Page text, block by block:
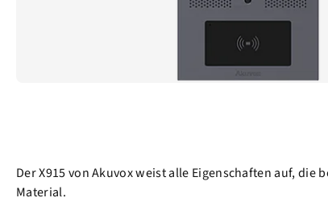
Der X915 von Akuvox weist alle Eigenschaften auf,
Material.